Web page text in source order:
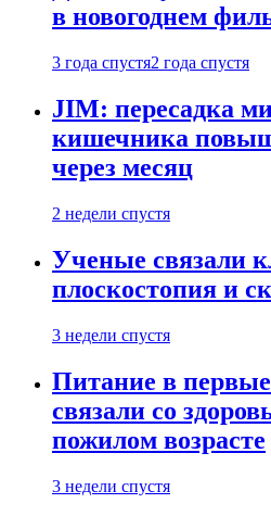
в новогоднем
3 года спустя2 года спустя
JIM: пересадка
кишечника
через месяц
2 недели спустя
Ученые связали
плоскостопия и
3 недели спустя
Питание в
связали со
пожилом возрасте
3 недели спустя